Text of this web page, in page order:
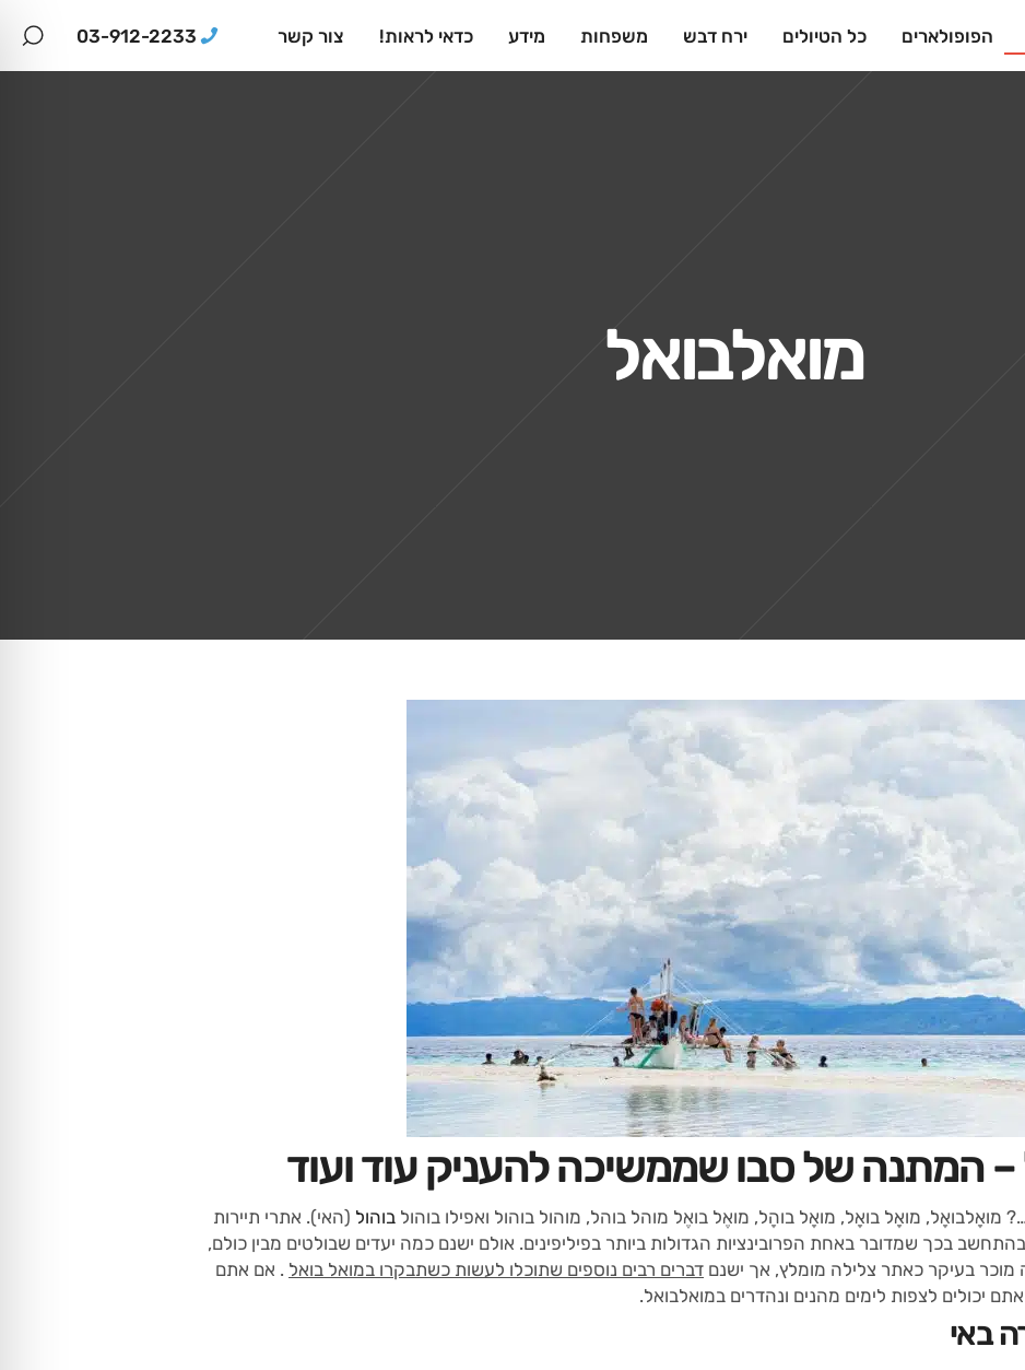
הפופולארים כל הטיולים ירח דבש משפחות מידע כדאי לראות! צור קשר 03-912-2233
מואלבואל
– המתנה של סבו שממשיכה להעניק עוד ועוד
מואָלבואָל, מואָל בואָל, מואָל בוהָל, מואֶל בואֶל מוהל בוהל, מוהול בוהול ואפילו בוהול בוהול (האי). אתרי תיירות
בכך שמדובר באחת הפרובינציות הגדולות ביותר בפיליפינים. אולם ישנם כמה יעדים שבולטים מבין כולם,
דברים רבים נוספים שתוכלו לעשות כשתבקרו במואל בואל . אם אתם
יכולים לצפות לימים מהנים ונהדרים במואלבואל.
באי